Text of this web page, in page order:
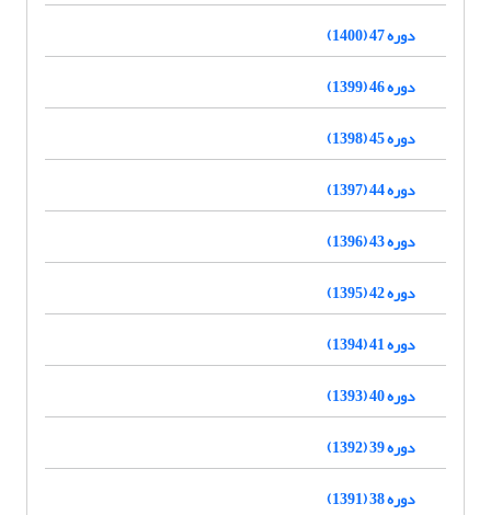
دوره 47 (1400)
دوره 46 (1399)
دوره 45 (1398)
دوره 44 (1397)
دوره 43 (1396)
دوره 42 (1395)
دوره 41 (1394)
دوره 40 (1393)
دوره 39 (1392)
دوره 38 (1391)